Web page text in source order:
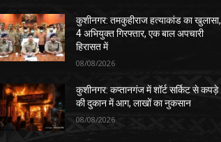
कुशीनगर: तमकुहीराज हत्याकांड का खुलासा,
4 अभियुक्त गिरफ्तार, एक बाल अपचारी
हिरासत में
08/08/2026
कुशीनगर: कप्तानगंज में शॉर्ट सर्किट से कपड़े
की दुकान में आग, लाखों का नुकसान
08/08/2026